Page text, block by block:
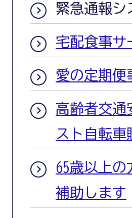
緊急通報シ
宅配食事サ
愛の定期便
高齢者交通
スト自転車
65歳以上
補助します